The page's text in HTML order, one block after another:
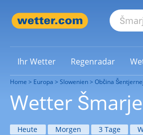
Ihr Wetter Regenradar
Home Europa Slowenien Občina Šentjernej
Wetter
Heute Morgen 3 Tage